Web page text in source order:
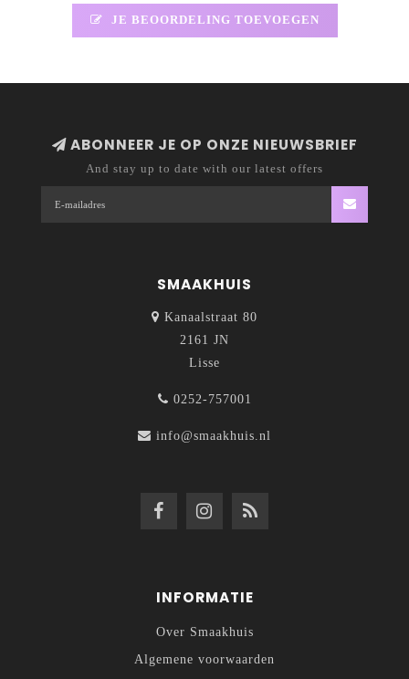
JE BEOORDELING TOEVOEGEN
ABONNEER JE OP ONZE NIEUWSBRIEF
And stay up to date with our latest offers
SMAAKHUIS
Kanaalstraat 80
2161 JN
Lisse
0252-757001
info@smaakhuis.nl
INFORMATIE
Over Smaakhuis
Algemene voorwaarden